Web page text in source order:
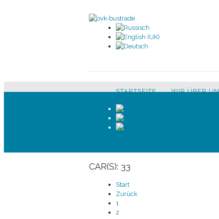
STARTSEITE WIR ÜBER
CAR(S): 33
Start
Zurück
1
2